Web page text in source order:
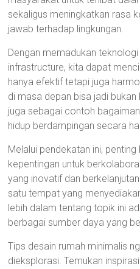
sekaligus meningkatkan rasa
jawab terhadap lingkungan.
Dengan memadukan
infrastructure, kita dapat
hanya efektif tetapi juga
di masa depan bisa jadi
juga sebagai contoh
hidup berdampingan secara
Melalui pendekatan ini,
kepentingan untuk
yang inovatif dan
satu tempat yang
lebih dalam tentang topik ini
berbagai sumber daya yang
Tips desain rumah minimalis
dieksplorasi. Temukan